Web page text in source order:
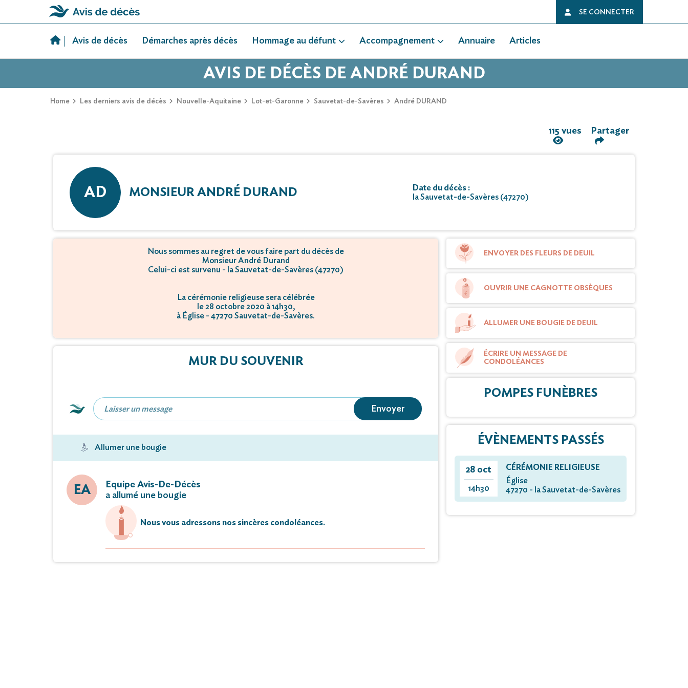
SE CONNECTER
Avis de décès Démarches après décès Hommage au défunt Accompagnement Annuaire Articles
AVIS DE DÉCÈS DE ANDRÉ DURAND
Home Les derniers avis de décès Nouvelle-Aquitaine Lot-et-Garonne Sauvetat-de-Savères André DURAND
115 vues Partager
AD MONSIEUR ANDRÉ DURAND
Date du décès :
la Sauvetat-de-Savères (47270)
Nous sommes au regret de vous faire part du décès de
Monsieur André Durand
Celui-ci est survenu - la Sauvetat-de-Savères (47270)
La cérémonie religieuse sera célébrée
le 28 octobre 2020 à 14h30,
à Église - 47270 Sauvetat-de-Savères.
MUR DU SOUVENIR
Envoyer
Allumer une bougie
EA
Equipe Avis-De-Décès
a allumé une bougie
Nous vous adressons nos sincères condoléances.
ENVOYER DES FLEURS DE DEUIL
OUVRIR UNE CAGNOTTE OBSÈQUES
ALLUMER UNE BOUGIE DE DEUIL
ÉCRIRE UN MESSAGE DE
CONDOLÉANCES
POMPES FUNÈBRES
ÉVÈNEMENTS PASSÉS
28 oct
14h30
CÉRÉMONIE RELIGIEUSE
Église
47270 - la Sauvetat-de-Savères